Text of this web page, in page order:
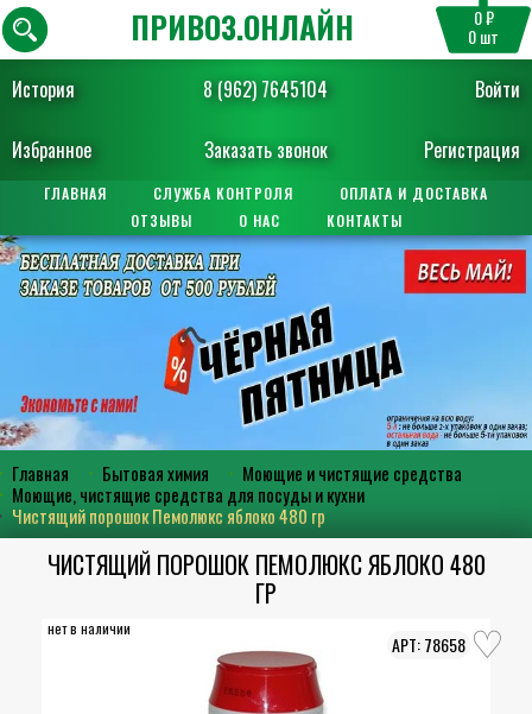
История 8 (962) 7645104 Войти
Избранное Заказать звонок Регистрация
ПРИВОЗ.ОНЛАЙН 0 ₽
0шт
ГЛАВНАЯ СЛУЖБА КОНТРОЛЯ
ОПЛАТА И ДОСТАВКА
ОТЗЫВЫ
О НАС КОНТАКТЫ
Главная Бытовая химия
Моющие и чистящие средства
Моющие, чистящие средства для посуды и кухни
Чистящий порошок Пемолюкс яблоко 480 гр
ЧИСТЯЩИЙ ПОРОШОК ПЕМОЛЮКС ЯБЛОКО 480
ГР
нет в наличии
78658